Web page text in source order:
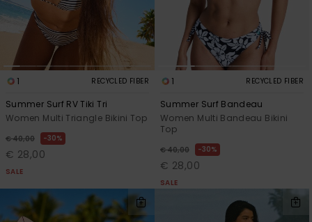
1 RECYCLED FIBER
Summer Surf RV Tiki Tri
Women Multi Triangle Bikini Top
€ 40,00 30%
€ 28,00
SALE
1 RECYCLED FIBER
Summer Surf Bandeau
Women Multi Bandeau Bikini
Top
€ 40,00 30%
€ 28,00
SALE